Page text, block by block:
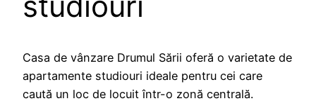
Casa de vânzare Drumul Sării oferă o varietate de
apartamente studiouri ideale pentru cei care
caută un loc de locuit într-o zonă centrală.